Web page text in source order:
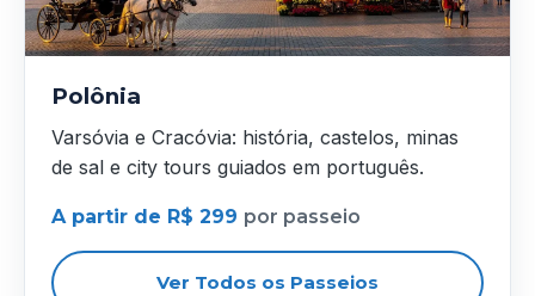
Polônia
Varsóvia e Cracóvia: história, castelos, minas
de sal e city tours guiados em português.
A partir de R$ 299 por passeio
Ver Todos os Passeios